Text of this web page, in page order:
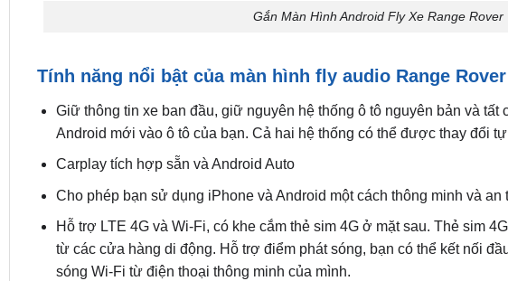
Gắn Màn Hình Android Fly Xe Range Rover
Tính năng nổi bật của màn hình fly audio Range Rover
Giữ thông tin xe ban đầu, giữ nguyên hệ thống ô tô nguyên bản và tất
Android mới vào ô tô của bạn. Cả hai hệ thống có thể được thay đổi
Carplay tích hợp sẵn và Android Auto
Cho phép bạn sử dụng iPhone và Android một cách thông minh và an
Hỗ trợ LTE 4G và Wi-Fi, có khe cắm thẻ sim 4G ở mặt sau. Thẻ sim
từ các cửa hàng di động. Hỗ trợ điểm phát sóng, bạn có thể kết nối
sóng Wi-Fi từ điện thoại thông minh của mình.